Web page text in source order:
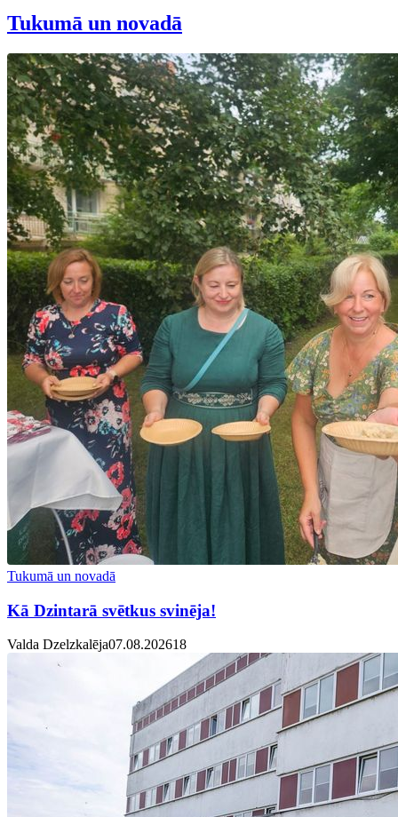
Tukumā un novadā
Tukumā un novadā
Kā Dzintarā svētkus svinēja!
Valda Dzelzkalēja07.08.202618